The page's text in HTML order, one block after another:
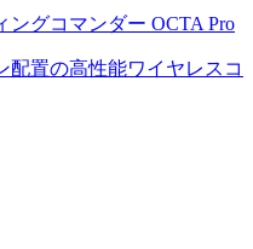
グコマンダー OCTA Pro
配置の高性能ワイヤレスコ